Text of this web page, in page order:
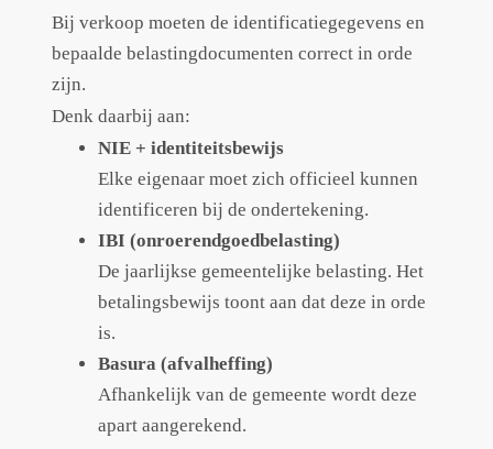
Bij verkoop moeten de identificatiegegevens en
bepaalde belastingdocumenten correct in orde
zijn.
Denk daarbij aan:
NIE + identiteitsbewijs
Elke eigenaar moet zich officieel kunnen
identificeren bij de ondertekening.
IBI (onroerendgoedbelasting)
De jaarlijkse gemeentelijke belasting. Het
betalingsbewijs toont aan dat deze in orde
is.
Basura (afvalheffing)
Afhankelijk van de gemeente wordt deze
apart aangerekend.